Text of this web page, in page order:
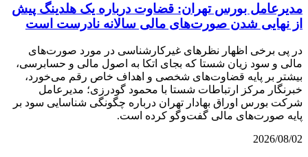
مدیرعامل بورس تهران: قضاوت درباره یک هلدینگ پیش
از نهایی شدن صورت‌های مالی سالانه نادرست است
در پی برخی اظهار نظرهای غیرکارشناسی در مورد صورت‌های
مالی و سود زیان شستا که بجای اتکا به اصول مالی و حسابرسی،
بیشتر بر پایه قضاوت‌‌های شخصی و اهداف خاص رقم می‌خورد،
خبرنگار مرکز ارتباطات شستا با محمود گودرزی؛ مدیرعامل
شرکت بورس اوراق بهادار تهران درباره چگونگی شناسایی سود بر
پایه صورت‌های مالی گفت‌وگو کرده است.
2026/08/02